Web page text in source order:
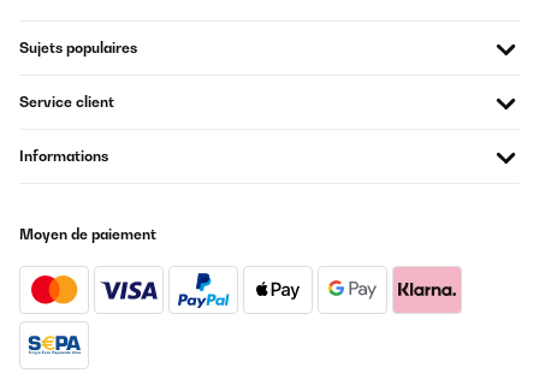
Sujets populaires
Service client
Informations
Moyen de paiement